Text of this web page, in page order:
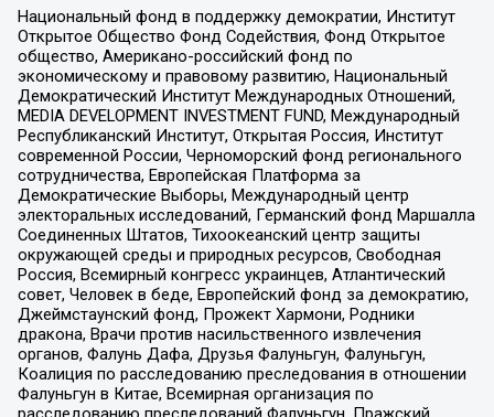
Национальный фонд в поддержку демократии, Институт
Открытое Общество Фонд Содействия, Фонд Открытое
общество, Американо-российский фонд по
экономическому и правовому развитию, Национальный
Демократический Институт Международных Отношений,
MEDIA DEVELOPMENT INVESTMENT FUND, Международный
Республиканский Институт, Открытая Россия, Институт
современной России, Черноморский фонд регионального
сотрудничества, Европейская Платформа за
Демократические Выборы, Международный центр
электоральных исследований, Германский фонд Маршалла
Соединенных Штатов, Тихоокеанский центр защиты
окружающей среды и природных ресурсов, Свободная
Россия, Всемирный конгресс украинцев, Атлантический
совет, Человек в беде, Европейский фонд за демократию,
Джеймстаунский фонд, Прожект Хармони, Родники
дракона, Врачи против насильственного извлечения
органов, Фалунь Дафа, Друзья Фалуньгун, Фалуньгун,
Коалиция по расследованию преследования в отношении
Фалуньгун в Китае, Всемирная организация по